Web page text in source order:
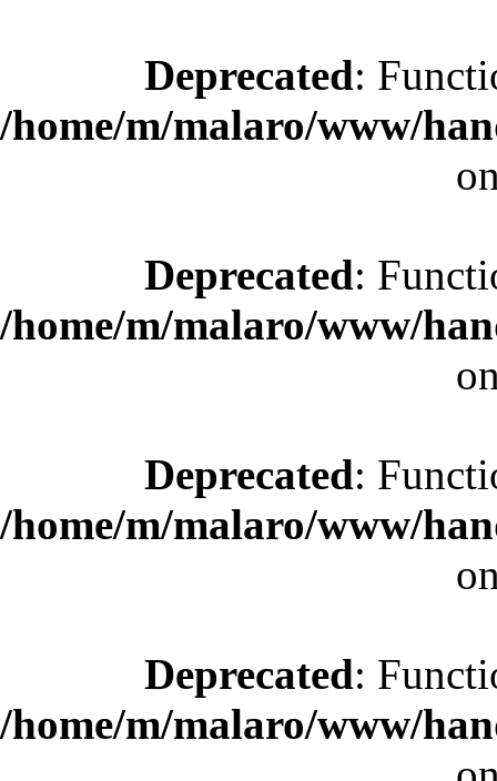
Deprecated:
/home/m/malaro/www/
Deprecated:
/home/m/malaro/www/
Deprecated:
/home/m/malaro/www/
Deprecated:
/home/m/malaro/www/